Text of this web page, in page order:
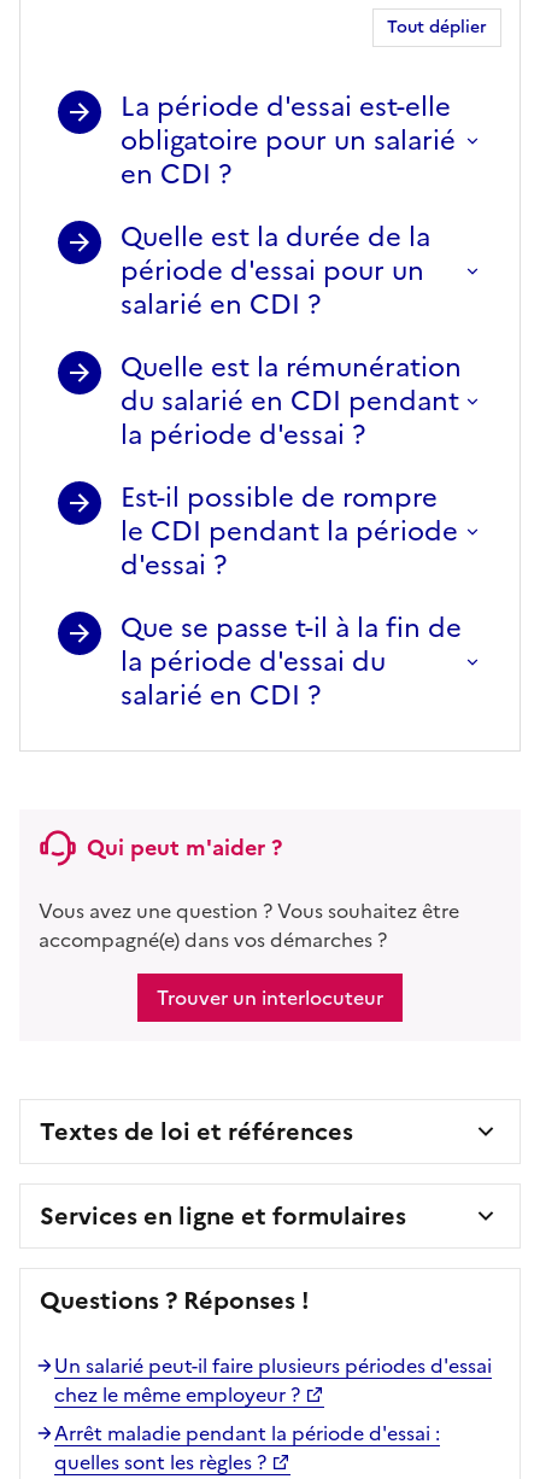
Tout déplier
La période d'essai est-elle
obligatoire pour un salarié
en CDI ?
Quelle est la durée de la
période d'essai pour un
salarié en CDI ?
Quelle est la rémunération
du salarié en CDI pendant
la période d'essai ?
Est-il possible de rompre
le CDI pendant la période
d'essai ?
Que se passe t-il à la fin de
la période d'essai du
salarié en CDI ?
Qui peut m'aider ?
Vous avez une question ? Vous souhaitez être
accompagné(e) dans vos démarches ?
Trouver un interlocuteur
Textes de loi et références
Services en ligne et formulaires
Questions ? Réponses !
Un salarié peut-il faire plusieurs périodes d'essai
chez le même employeur ?
Arrêt maladie pendant la période d'essai :
quelles sont les règles ?